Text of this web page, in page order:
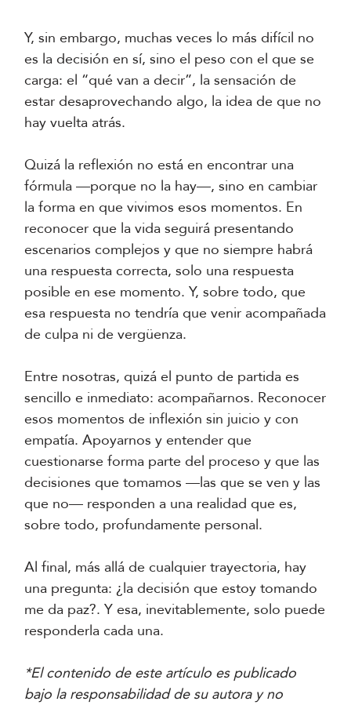
Y, sin embargo, muchas veces lo más difícil no
es la decisión en sí, sino el peso con el que se
carga: el “qué van a decir”, la sensación de
estar desaprovechando algo, la idea de que no
hay vuelta atrás.
Quizá la reflexión no está en encontrar una
fórmula —porque no la hay—, sino en cambiar
la forma en que vivimos esos momentos. En
reconocer que la vida seguirá presentando
escenarios complejos y que no siempre habrá
una respuesta correcta, solo una respuesta
posible en ese momento. Y, sobre todo, que
esa respuesta no tendría que venir acompañada
de culpa ni de vergüenza.
Entre nosotras, quizá el punto de partida es
sencillo e inmediato: acompañarnos. Reconocer
esos momentos de inflexión sin juicio y con
empatía. Apoyarnos y entender que
cuestionarse forma parte del proceso y que las
decisiones que tomamos —las que se ven y las
que no— responden a una realidad que es,
sobre todo, profundamente personal.
Al final, más allá de cualquier trayectoria, hay
una pregunta: ¿la decisión que estoy tomando
me da paz?. Y esa, inevitablemente, solo puede
responderla cada una.
*El contenido de este artículo es publicado
bajo la responsabilidad de su autora y no